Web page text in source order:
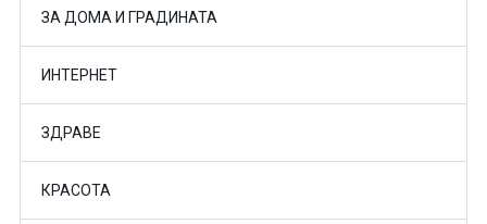
ЗА ДОМА И ГРАДИНАТА
ИНТЕРНЕТ
ЗДРАВЕ
КРАСОТА